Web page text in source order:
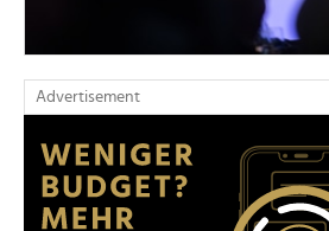
Advertisement